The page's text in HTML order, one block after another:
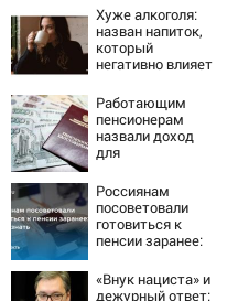
Хуже алкоголя:
назван напиток,
который
негативно влияет
многие пьют его
каждый день
Работающим
пенсионерам
назвали доход
для
ИПК
Россиянам
посоветовали
готовиться к
пенсии заранее:
«Внук нациста» и
дежурный ответ: